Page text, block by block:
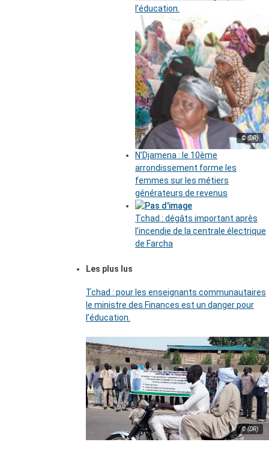
l’éducation.
© (DR)
N’Djamena : le 10ème
arrondissement forme les
femmes sur les métiers
générateurs de revenus
Tchad : dégâts important après
l’incendie de la centrale électrique
de Farcha
Les plus lus
Tchad : pour les enseignants communautaires
le ministre des Finances est un danger pour
l’éducation.
© (DR)